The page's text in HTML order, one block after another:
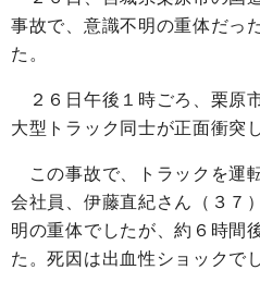
事故で、意識不明の重体だっ
た。
２６日午後１時ごろ、栗原
大型トラック同士が正面衝突
この事故で、トラックを運
会社員、伊藤直紀さん（３７
明の重体でしたが、約６時間
た。死因は出血性ショックで